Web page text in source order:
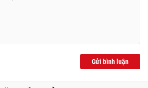
Gửi bình luận